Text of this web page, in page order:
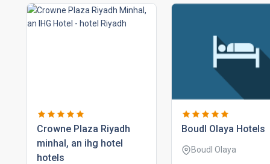
crowne plaza riyadh
minhal, an ihg hotel
hotels
boudl olaya hotels
Boudl Olaya